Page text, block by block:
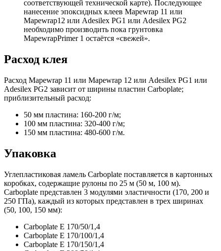
соответствующей технической карте). Последующее
нанесение эпоксидных клеев Mapewrap 11 или
Mapewrap12 или Adesilex PG1 или Adesilex PG2
необходимо производить пока грунтовка
MapewrapPrimer 1 остаётся «свежей».
Расход клея
Расход Mapewrap 11 или Mapewrap 12 или Adesilex PG1 или
Adesilex PG2 зависит от ширины пластин Carboplate;
приблизительный расход:
50 мм пластина: 160-200 г/м;
100 мм пластина: 320-400 г/м;
150 мм пластина: 480-600 г/м.
Упаковка
Углепластиковая ламель Carboplate поставляется в картонных
коробках, содержащие рулоны по 25 м (50 м, 100 м).
Carboplate представлен 3 модулями эластичности (170, 200 и
250 ГПа), каждый из которых представлен в трех ширинах
(50, 100, 150 мм):
Carboplate Е 170/50/1,4
Carboplate Е 170/100/1,4
Carboplate Е 170/150/1,4